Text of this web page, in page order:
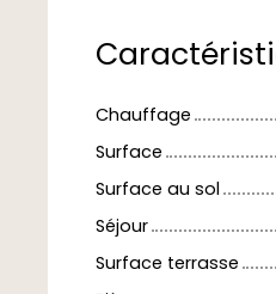
Chauffage
Surface
Surface au sol
Séjour
Surface terrasse